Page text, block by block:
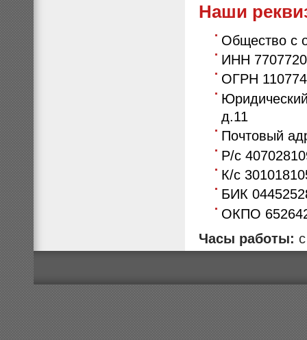
Наши
Общество с
ИНН
ОГРН
д.11
Почтовый
Р/с
К/с
БИК
ОКПО
Часы работы: